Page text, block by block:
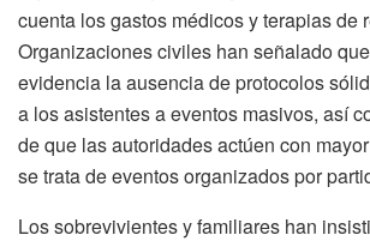
cuenta los gastos médicos y terapias de
Organizaciones civiles han señalado
evidencia la ausencia de protocolos
a los asistentes a eventos masivos, así
de que las autoridades actúen con
se trata de eventos organizados por
Los sobrevivientes y familiares han